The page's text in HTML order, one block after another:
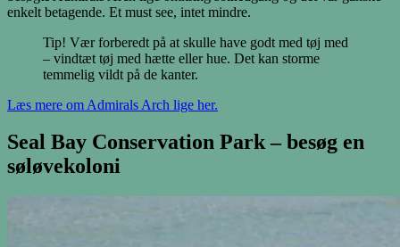
enkelt betagende. Et must see, intet mindre.
Tip! Vær forberedt på at skulle have godt med tøj med
– vindtæt tøj med hætte eller hue. Det kan storme
temmelig vildt på de kanter.
Læs mere om Admirals Arch lige her.
Seal Bay Conservation Park – besøg en
søløvekoloni